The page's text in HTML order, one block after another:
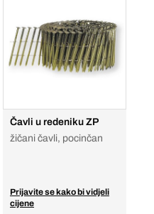
Čavli u redeniku ZP
žičani čavli, pocinčan
Prijavite se kako bi vidjeli
cijene